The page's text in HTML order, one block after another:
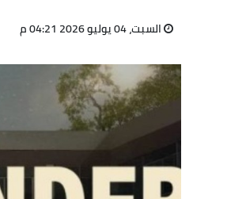
السبت، 04 يوليو 2026 04:21 م